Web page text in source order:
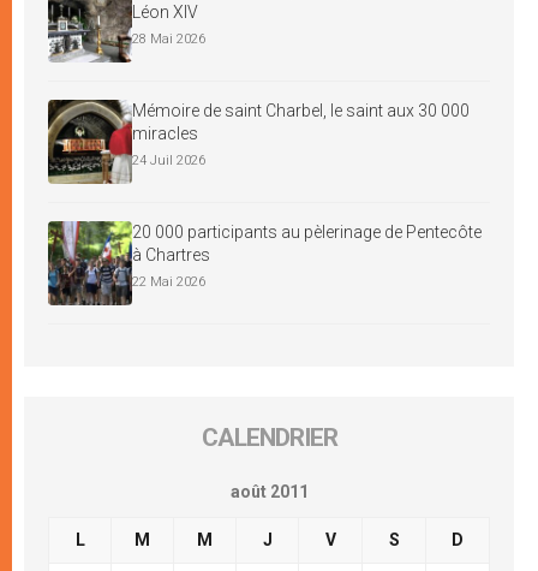
Léon XIV
28 Mai 2026
Mémoire de saint Charbel, le saint aux 30 000
miracles
24 Juil 2026
20 000 participants au pèlerinage de Pentecôte
à Chartres
22 Mai 2026
CALENDRIER
août 2011
L M M J V S D